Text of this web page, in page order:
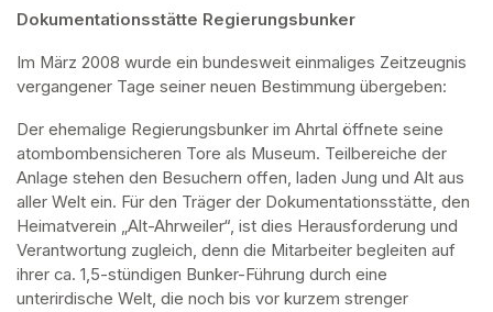
Dokumentationsstätte Regierungsbunker
Im März 2008 wurde ein bundesweit einmaliges Zeitzeugnis
vergangener Tage seiner neuen Bestimmung übergeben:
Der ehemalige Regierungsbunker im Ahrtal öffnete seine
atombombensicheren Tore als Museum. Teilbereiche der
Anlage stehen den Besuchern offen, laden Jung und Alt aus
aller Welt ein. Für den Träger der Dokumentationsstätte, den
Heimatverein „Alt-Ahrweiler“, ist dies Herausforderung und
Verantwortung zugleich, denn die Mitarbeiter begleiten auf
ihrer ca. 1,5-stündigen Bunker-Führung durch eine
unterirdische Welt, die noch bis vor kurzem strenger